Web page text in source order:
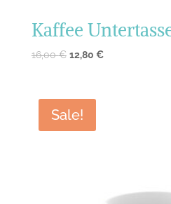
Kaffee
16,00€ 12,80 €
Sale!